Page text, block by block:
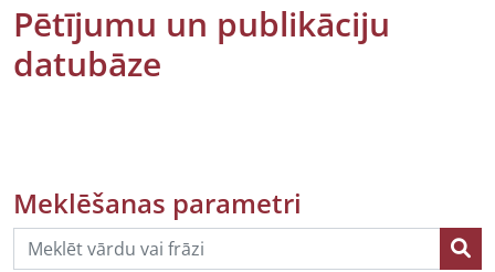
Pētījumu un publikāciju
datubāze
Meklēšanas parametri